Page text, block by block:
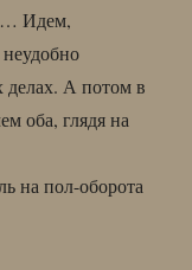
Идем,
делах. А потом в
оба, глядя на
пол-оборота